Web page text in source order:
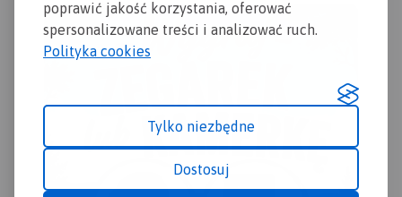
poprawić jakość korzystania, oferować
spersonalizowane treści i analizować ruch.
Polityka cookies
Tylko niezbędne
Dostosuj
Zaznaczono na niej
informacje przydatne
turyście, oraz podano